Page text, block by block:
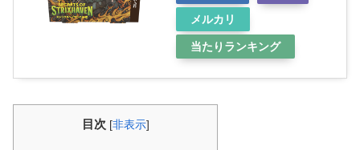
メルカリ
当たりランキング
目次 [非表示]